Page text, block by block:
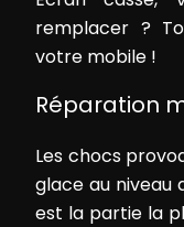
remplacer ?
votre mobile !
Réparation
Les chocs
glace au niveau
est la partie la